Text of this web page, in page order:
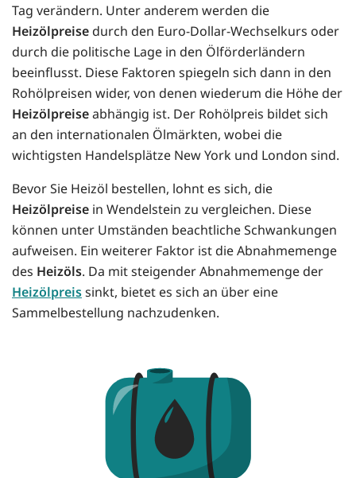
Tag verändern. Unter anderem werden die
Heizölpreise durch den Euro-Dollar-Wechselkurs oder
durch die politische Lage in den Ölförderländern
beeinflusst. Diese Faktoren spiegeln sich dann in den
Rohölpreisen wider, von denen wiederum die Höhe der
Heizölpreiseabhängig ist. Der Rohölpreis bildet sich
an den internationalen Ölmärkten, wobei die
wichtigsten Handelsplätze New York und London sind.
Bevor Sie Heizöl bestellen, lohnt es sich, die
Heizölpreise in Wendelstein zu vergleichen. Diese
können unter Umständen beachtliche Schwankungen
aufweisen. Ein weiterer Faktor ist die Abnahmemenge
des Heizöls. Da mit steigender Abnahmemenge der
Heizölpreissinkt, bietet es sich an über eine
Sammelbestellung nachzudenken.